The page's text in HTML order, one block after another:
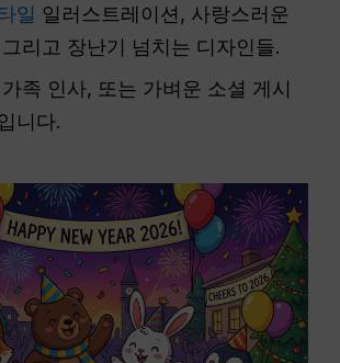
일 일러스트레이션, 사랑스러운
리고 장난기 넘치는 디자인들.
족 인사, 또는 가벼운 소셜 게시
니다.